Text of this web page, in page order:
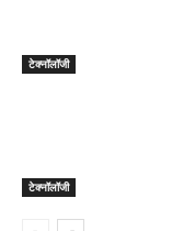
टेक्नॉलॉजी
टेक्नॉलॉजी